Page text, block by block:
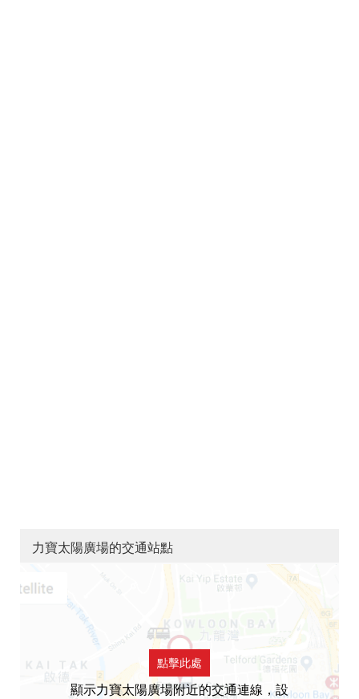
力寶太陽廣場的交通站點
點擊此處
顯示力寶太陽廣場附近的交通連線，設